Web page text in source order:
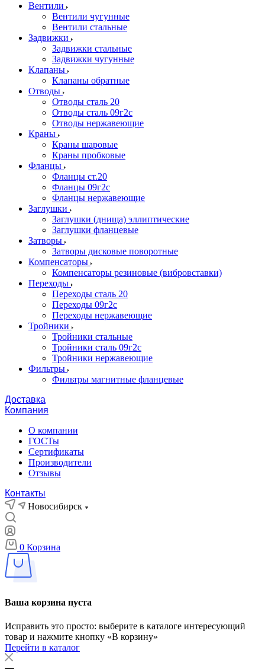
Вентили
Вентили чугунные
Вентили стальные
Задвижки
Задвижки стальные
Задвижки чугунные
Клапаны
Клапаны обратные
Отводы
Отводы сталь 20
Отводы сталь 09г2с
Отводы нержавеющие
Краны
Краны шаровые
Краны пробковые
Фланцы
Фланцы ст.20
Фланцы 09г2с
Фланцы нержавеющие
Заглушки
Заглушки (днища) эллиптические
Заглушки фланцевые
Затворы
Затворы дисковые поворотные
Компенсаторы
Компенсаторы резиновые (вибровставки)
Переходы
Переходы сталь 20
Переходы 09г2с
Переходы нержавеющие
Тройники
Тройники стальные
Тройники сталь 09г2с
Тройники нержавеющие
Фильтры
Фильтры магнитные фланцевые
Доставка
Компания
О компании
ГОСТы
Сертификаты
Производители
Отзывы
Контакты
Новосибирск
0 Корзина
Ваша корзина пуста
Исправить это просто: выберите в каталоге интересующий
товар и нажмите кнопку «В корзину»
Перейти в каталог